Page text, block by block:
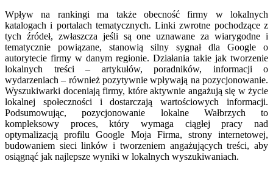
Wpływ na rankingi ma także obecność firmy w lokalnych
katalogach i portalach tematycznych. Linki zwrotne pochodzące z
tych źródeł, zwłaszcza jeśli są one uznawane za wiarygodne i
tematycznie powiązane, stanowią silny sygnał dla Google o
autorytecie firmy w danym regionie. Działania takie jak tworzenie
lokalnych treści – artykułów, poradników, informacji o
wydarzeniach – również pozytywnie wpływają na pozycjonowanie.
Wyszukiwarki doceniają firmy, które aktywnie angażują się w życie
lokalnej społeczności i dostarczają wartościowych informacji.
Podsumowując, pozycjonowanie lokalne Wałbrzych to
kompleksowy proces, który wymaga ciągłej pracy nad
optymalizacją profilu Google Moja Firma, strony internetowej,
budowaniem sieci linków i tworzeniem angażujących treści, aby
osiągnąć jak najlepsze wyniki w lokalnych wyszukiwaniach.